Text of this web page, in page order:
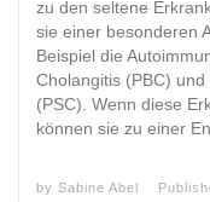
zu den seltene
sie einer besonderen
Beispiel die
Cholangitis (PBC)
(PSC). Wenn diese
können sie zu einer
by Sabine Abel